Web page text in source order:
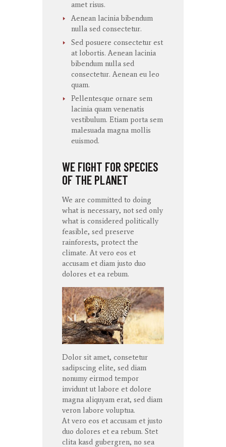
amet risus.
Aenean lacinia bibendum
nulla sed consectetur.
Sed posuere consectetur est
at lobortis. Aenean lacinia
bibendum nulla sed
consectetur. Aenean eu leo
quam.
Pellentesque ornare sem
lacinia quam venenatis
vestibulum. Etiam porta sem
malesuada magna mollis
euismod.
WE FIGHT FOR SPECIES
OF THE PLANET
We are committed to doing
what is necessary, not sed only
what is considered politically
feasible, sed preserve
rainforests, protect the
climate. At vero eos et
accusam et diam justo duo
dolores et ea rebum.
Dolor sit amet, consetetur
sadipscing elite, sed diam
nonumy eirmod tempor
invidunt ut labore et dolore
magna aliquyam erat, sed diam
veron labore voluptua.
At vero eos et accusam et justo
duo dolores et ea rebum. Stet
clita kasd gubergren, no sea